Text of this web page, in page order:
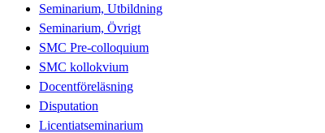
Seminarium, Utbildning
Seminarium, Övrigt
SMC Pre-colloquium
SMC kollokvium
Docentföreläsning
Disputation
Licentiatseminarium